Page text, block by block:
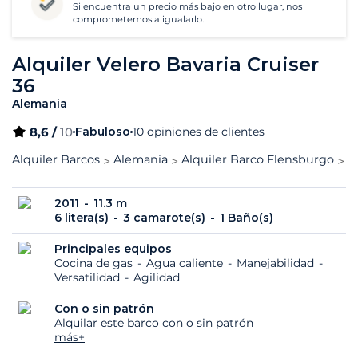
Alquiler Velero Bavaria Cruiser
36
Alemania
8,6 /10 Fabuloso 10 opiniones de clientes
Alquiler Barcos
Alemania Alquiler Barco Flensburgo
2011
11.3 m
6 litera(s)
3 camarote(s) 1 Baño(s)
Principales equipos
Cocina de gas
Agua caliente
Manejabilidad
Versatilidad
Agilidad
Con o sin patrón
Alquilar este barco con o sin patrón
más+
Si encuentra un precio más bajo en otro lugar, nos
comprometemos a igualarlo.